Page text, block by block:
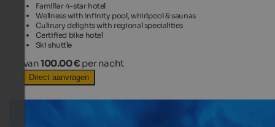
Familiar 4-star hotel
Wellness with infinity pool, whirlpool & saunas
Culinary delights with regional specialities
Certified bike hotel
Ski shuttle
van100.00 € per nacht
Direct aanvragen